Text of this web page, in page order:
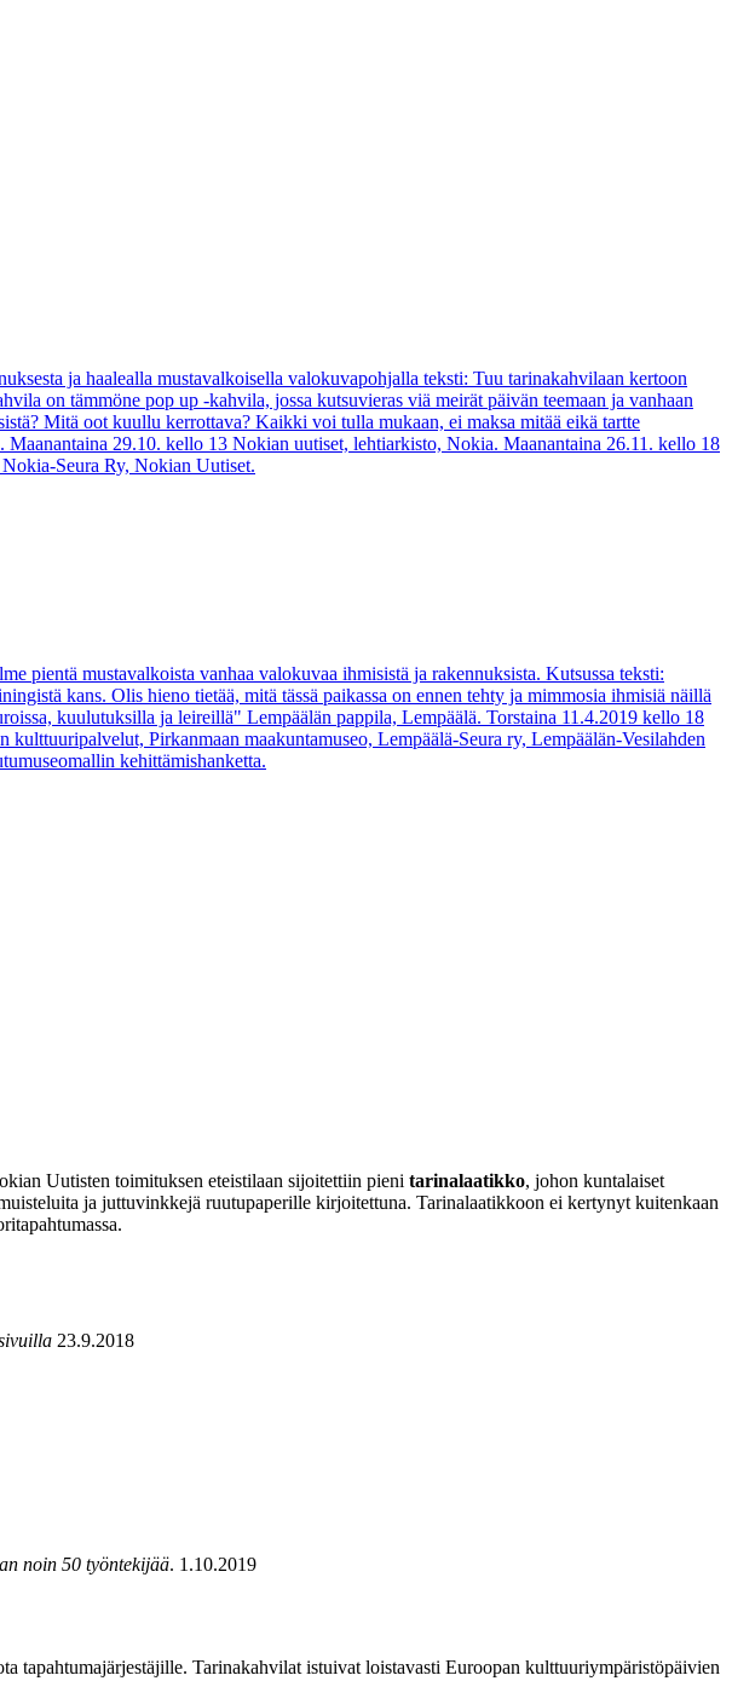
Uutisten toimituksen eteistilaan sijoitettiin pieni tarinalaatikko, johon kuntalaiset
ja juttuvinkkejä ruutupaperille kirjoitettuna. Tarinalaatikkoon ei kertynyt kuitenkaan
23.9.2018
noin 50 työntekijää. 1.10.2019
tapahtumajärjestäjille. Tarinakahvilat istuivat loistavasti Euroopan kulttuuriympäristöpäivien